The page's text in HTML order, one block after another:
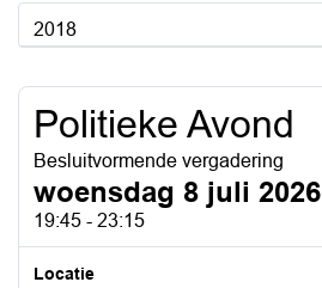
2018
Politieke Avond
Besluitvormende vergadering
woensdag 8 juli 2026
19:45 - 23:15
Locatie